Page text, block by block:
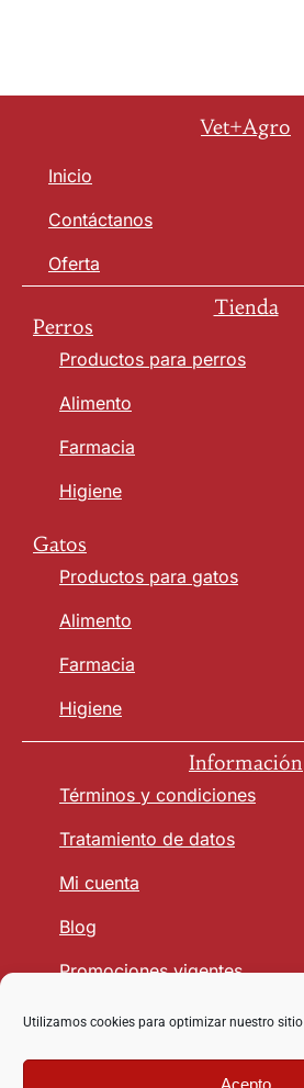
Utilizamos cookies para optimizar nuestro
Acepto
Vet+Agro
Inicio
Contáctanos
Oferta
Tienda
Perros
Productos para perros
Alimento
Farmacia
Higiene
Gatos
Productos para gatos
Alimento
Farmacia
Higiene
Información
Términos y condiciones
Tratamiento de datos
Mi cuenta
Blog
Promociones vigentes
Seguridad y